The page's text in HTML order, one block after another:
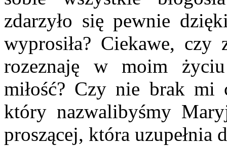
zdarzyło się pewnie
wyprosiła? Ciekawe,
rozeznaję w moim
miłość? Czy nie brak mi
który nazwalibyśmy
proszącej, która uzupełnia